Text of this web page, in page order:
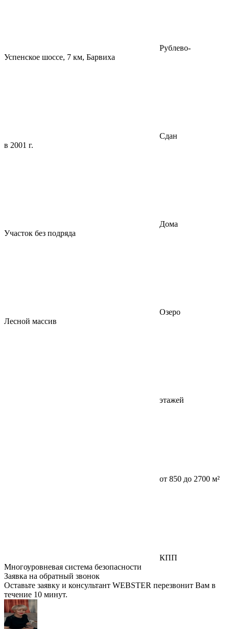
Рублево-
Успенское шоссе, 7 км, Барвиха
Сдан
в 2001 г.
Дома
Участок без подряда
Озеро
Лесной массив
этажей
от 850 до 2700 м²
КПП
Многоуровневая система безопасности
Заявка на обратный звонок
Оставьте заявку и консультант WEBSTER перезвонит Вам в
течение 10 минут.